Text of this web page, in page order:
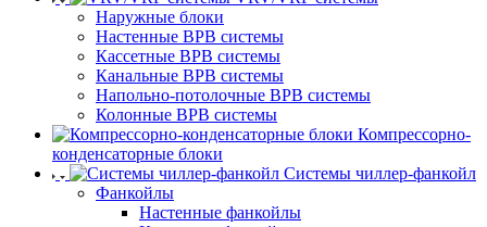
Наружные блоки
Настенные ВРВ системы
Кассетные ВРВ системы
Канальные ВРВ системы
Напольно-потолочные ВРВ системы
Колонные ВРВ системы
Компрессорно-
конденсаторные блоки
Системы чиллер-фанкойл
Фанкойлы
Настенные фанкойлы